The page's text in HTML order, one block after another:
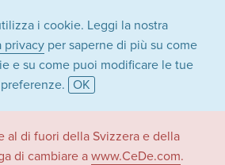
i cookie. Leggi la nostra
privacyper saperne di più su come
e su come puoi modificare le tue
preferenze. OK
al di fuori della Svizzera e della
di cambiare a www.CeDe.com.